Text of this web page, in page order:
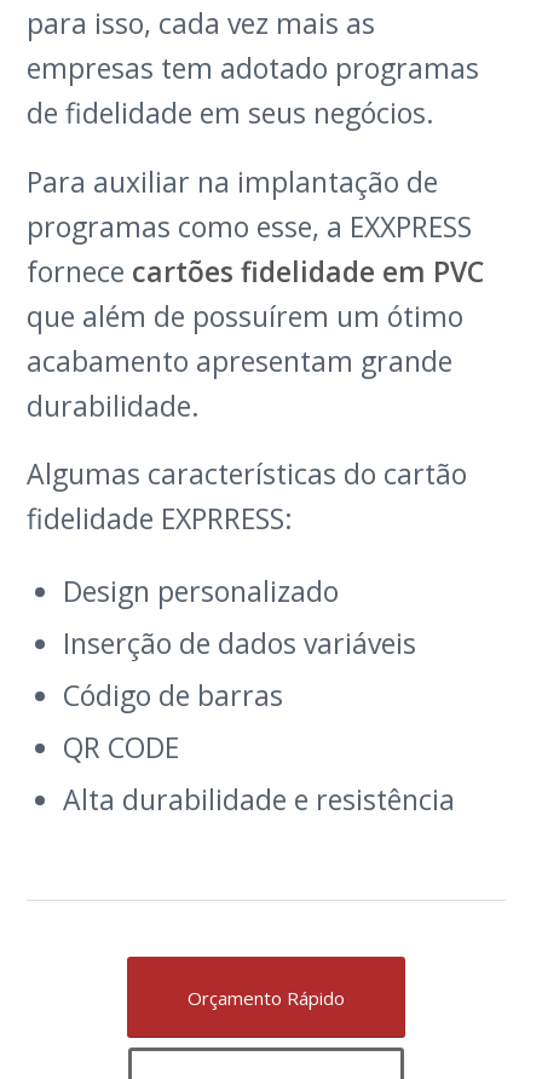
para isso, cada vez mais as
empresas tem adotado programas
de fidelidade em seus negócios.
Para auxiliar na implantação de
programas como esse, a EXXPRESS
fornece cartões fidelidade em PVC
que além de possuírem um ótimo
acabamento apresentam grande
durabilidade.
Algumas características do cartão
fidelidade EXPRRESS:
Design personalizado
Inserção de dados variáveis
Código de barras
QR CODE
Alta durabilidade e resistência
Orçamento Rápido